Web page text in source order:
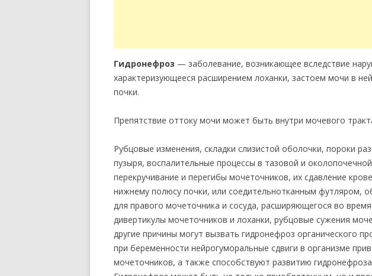
Гидронефроз — заболевание, возникающее вследствие
характеризующееся расширением лоханки, застоем мочи в
почки.
Препятствие оттоку мочи может быть внутри мочевого
Рубцовые изменения, складки слизистой оболочки, пороки
пузыря, воспалительные процессы в тазовой и
перекручивание и перегибы мочеточников, их сдавление
нижнему полюсу почки, или соедительнотканным футляром,
для правого мочеточника и сосуда, расширяющегося во
дивертикулы мочеточников и лоханки, рубцовые сужения
другие причины могут вызвать гидронефроз органического
при беременности нейрогуморальные сдвиги в организме
мочеточников, а также способствуют развитию